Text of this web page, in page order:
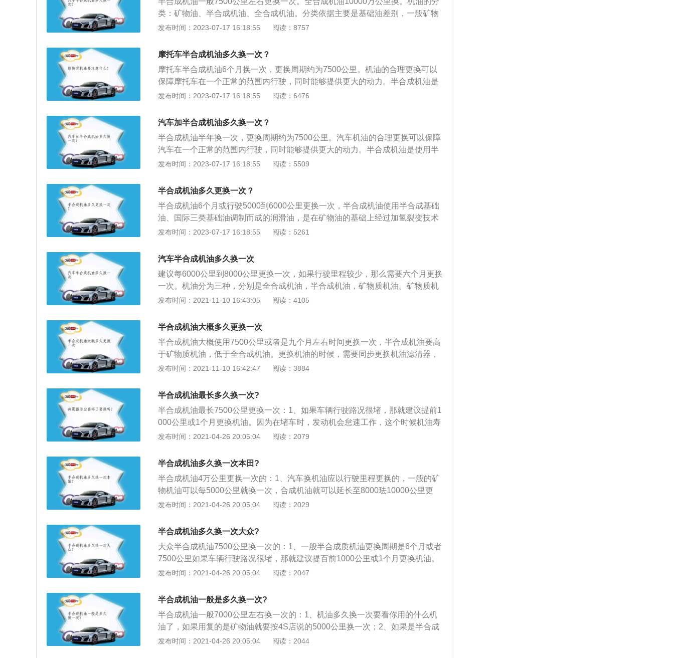
途行程(每次驾驶都在8公里以内)，那建议把更换机油的频率提前到5000公里或者
9个月一换。先记下自己每次更换机油的时间间隔，然后感受更换机油后的驾驶
感受。如果更换机油后，驾驶的感受比之前动力输出更顺、声音更安静。那说明
一个适合、准确的更换机油时间。
类：矿物油、半合成机油、全合成机油。分类依据主要是基础油差别，一般矿物
油使用二类、三类基础油，半合成机油使用三类、四类基础油，全合成机油使用
半合成机油介于二者之间。机油的换油周期：矿物油一般5000公里更换，半合成
机油7500公里，全合成机油10000万公里。如果车辆长期放置超过三个月，建议
先更换机油再使用。
发布时间：2023-07-17 16:18:55 阅读：8757
摩托车半合成机油多久换一次？
摩托车半合成机油6个月换一次，更换周期约为7500公里。机油的合理更换可以
保障摩托车在一个正常的范围内行驶，同时能够提供更大的动力。半合成机油是
使用半合成基础油，在矿物油的基础上经过加氢裂变技术提纯后的产物，是由矿
品。至于准确的更换机油时间，因为不同城市、不同环境以及不同的驾驶需求都
会有所不同。如果所在城市空气尘埃很大、气温很低(-20℃以下)、或者汽车长期
处于短途行程(每次驾驶都在8公里以内)，那建议把更换机油的频率提前到5000公
里或者9个月一换。先记下自己每次更换机油的时间间隔，然后感受更换机油后
的驾驶感受。如果更换机油后，驾驶的感受比之前动力输出更顺、声音更安静。
以找到一个适合、准确的更换机油时间。
发布时间：2023-07-17 16:18:55 阅读：6476
汽车加半合成机油多久换一次？
半合成机油半年换一次，更换周期约为7500公里。汽车机油的合理更换可以保障
汽车在一个正常的范围内行驶，同时能够提供更大的动力。半合成机油是使用半
合成基础油，在矿物油的基础上经过加氢裂变技术提纯后的产物，是由矿物机
于准确的更换机油时间，因为不同城市、不同环境以及不同的驾驶需求都会有所
不同。如果所在城市空气尘埃很大、气温很低(-20℃以下)、或者汽车长期处于短
途行程(每次驾驶都在8公里以内)，那建议把更换机油的频率提前到5000公里或者
9个月一换。先记下自己每次更换机油的时间间隔，然后感受更换机油后的驾驶
感受。如果更换机油后，驾驶的感受比之前动力输出更顺、声音更安静。那说明
一个适合、准确的更换机油时间。
发布时间：2023-07-17 16:18:55 阅读：5509
半合成机油多久更换一次？
半合成机油6个月或行驶5000到6000公里更换一次，半合成机油使用半合成基础
油、国际三类基础油调制而成的润滑油，是在矿物油的基础上经过加氢裂变技术
提纯后的产物，由矿物机油、全合成机油以4比6混合而成，半合成油的纯度接近
壳的放油螺栓；2、拧开放油螺栓，将盛油器移到油滤下方使用机油滤芯扳手将
滤芯拧松；3、用手将滤芯拧下；4、使用漏斗倒入新机油，防止将机油倒在发动
机外部。
发布时间：2023-07-17 16:18:55 阅读：5261
汽车半合成机油多久换一次
建议每6000公里到8000公里更换一次，如果行驶里程较少，那么需要六个月更换
一次。机油分为三种，分别是全合成机油，半合成机油，矿物质机油。矿物质机
油的基础油是从石油中提炼出来的，分子大小和形状是不规则的，所以矿物质机
分子形状和大小几乎是相同的，那么这样可以给发动机带来更好的润滑，并且使
用寿命也比较长。半合成机油的性能和使用寿命介于全合成机油和矿物质机油中
间。如果使用半合成机油，那么每行驶6000公里到8000公里更换一次，如果平时
用车较少，行驶里程较低，那也需要每六个月更换一次。机油长时间放在油底壳
内不用也会氧化变质，如果行驶里程比较少，一年最少也要更换两次机油。在更
机油滤芯拧紧。机油滤芯都有橡胶密封圈，更换新的机油滤芯时也应该更换新的
橡胶密封圈。在更换机油时，一定要把旧机油放干净之后再添加新机油。
发布时间：2021-11-10 16:43:05 阅读：4105
半合成机油大概多久更换一次
半合成机油大概使用7500公里或者是九个月左右时间更换一次，半合成机油要高
于矿物质机油，低于全合成机油。更换机油的时候，需要同步更换机油滤清器，
才可以完成一次正常保养，需要车主自行记住时间。机动车辆使用的半合成机油
础油调制而成的润滑油，是在矿物质基础油的基础上，经过加氢裂变技术提纯后
的产物，是由矿物质机油和全合成机油以4:6的关系混合而成。
发布时间：2021-11-10 16:42:47 阅读：3884
半合成机油最长多久换一次?
半合成机油最长7500公里更换一次：1、如果车辆行驶路况很堵，那就建议提前1
000公里或1个月更换机油。因为在堵车时，发动机会怠速工作，这个时候机油寿
命还是会正常损耗；2、半合成机油是汽车机油的其中一种，半合成油是使用半
裂变技术提纯后的产物，它是由矿物机油、全合成机油以4：6的关系混合而成；]
3、半合成油的纯度非常接近全合成油，但其成本较矿物油略高，是矿物油向合
成油的理想过渡产品。
发布时间：2021-04-26 20:05:04 阅读：2079
半合成机油多久换一次本田?
半合成机油4万公里更换一次的：1、汽车换机油应以行驶里程更换的，一般的矿
物机油可以每5000公里就换一次，合成机油就可以延长至8000珐10000公里更
换，从时间上讲，半年都行驶不到5000公里的车，半年过了也应该考虑更换机
使用的机油的质量和级别如何，质量好的级别高的那当然可以延长换油的时间。
如果使用的是一般的机油，那就要经常检查机油质量，机油润滑不好对车辆会有
损害的；3、当机油用了半年之后，每月检查一次或是要出车之前检查，从机油
尺取出点机油，看看油位和油的质量。感觉还好就继续使用，质量差了就马上去
换掉，这样对汽车损害的程度会减小些。
发布时间：2021-04-26 20:05:04 阅读：2029
半合成机油多久换一次大众?
大众半合成机油7500公里换一次的：1、一般半合成质机油更换周期是6个月或者
7500公里如果车辆行驶路况很堵，那就建议提百前1000公里或1个月更换机油。
因为在堵车时，发动机会怠速工作，这个时候机油寿命还是度会正常损耗；2、
三类属基础油调制而成的润滑油，是在矿物油的基础上经过加氢裂变技术提纯后
的产物，它是由矿物机油、全合成机油以4：6的关系混合而成。
发布时间：2021-04-26 20:05:04 阅读：2047
半合成机油一般是多久换一次?
半合成机油一般7000公里左右换一次的：1、机油多久换一次要看你用的什么机
油了，如果用复的是矿物油就要按4S店说的5000公里换一次；2、如果是半合成
油的话可以到制7000-8000公里，全合成油则可以达到10000公里。另外品牌不
发布时间：2021-04-26 20:05:04 阅读：2044